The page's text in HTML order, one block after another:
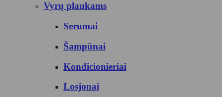
Vyrų plaukams
Serumai
Šampūnai
Kondicionieriai
Losjonai